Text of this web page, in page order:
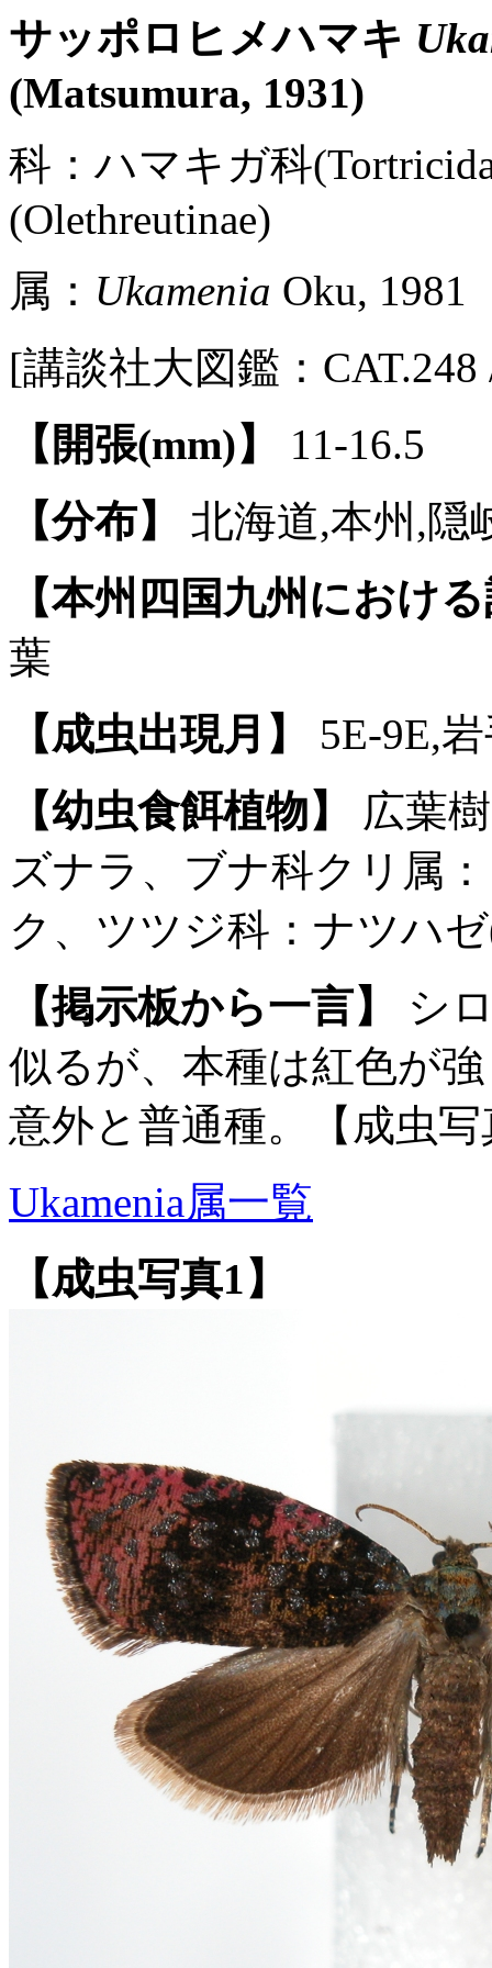
サッポロヒメハマキ
(Matsumura, 1931)
科：ハマキガ科
(Olethreutinae)
属： Ukamenia Oku, 1981
[講談社大図鑑：
【開張(mm)】
11-16.5
【分布】
北海道,本州,隠
【本州四国九州におけ
葉
【成虫出現月】
5E-9E,
【幼虫食餌植物】
広葉
ズナラ、ブナ科クリ属
ク、ツツジ科：ナツハ
【掲示板から一言】
シ
似るが、本種は紅色が
意外と普通種。【成虫
Ukamenia属一覧
【成虫写真1】